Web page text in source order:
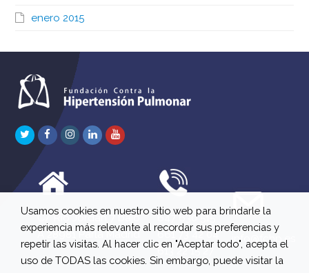
enero 2015
TwitterFacebook
Instagram
LinkedInYoutube
C/ Río Jordán 7 bajo
A 28981 Parla Madrid
647 630 515
661 73 42 04
613 22 15 27
info@fchp.es
Usamos cookies en nuestro sitio web para brindarle la
experiencia más relevante al recordar sus preferencias y
repetir las visitas. Al hacer clic en "Aceptar todo", acepta el
uso de TODAS las cookies. Sin embargo, puede visitar la